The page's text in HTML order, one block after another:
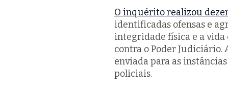
O inquérito realizou
identificadas ofensas e
integridade física e a vida
contra o Poder Judiciário.
enviada para as
policiais.